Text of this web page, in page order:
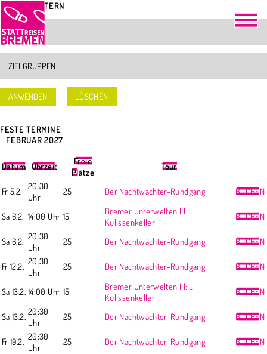
TOUREN FILTERN
LÖSCHEN
FESTE TERMINE
FEBRUAR 2027
Datum Uhrzeit
Freie
Plätze
Tour
Fr 5.2.
20:30
Uhr
25 Der Nachtwächter-Rundgang BUCHEN
Sa 6.2. 14:00 Uhr 15
Bremer Unterwelten III: ...
Kulissenkeller
BUCHEN
Sa 6.2. 20:30
Uhr
25 Der Nachtwächter-Rundgang BUCHEN
Fr 12.2. 20:30
Uhr
25 Der Nachtwächter-Rundgang BUCHEN
Sa 13.2. 14:00 Uhr 15
Bremer Unterwelten III: ...
Kulissenkeller
BUCHEN
Sa 13.2. 20:30
Uhr
25 Der Nachtwächter-Rundgang BUCHEN
Fr 19.2. 20:30
Uhr
25 Der Nachtwächter-Rundgang
BUCHEN